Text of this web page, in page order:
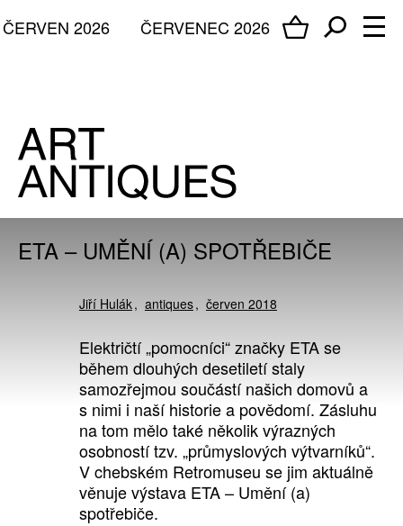
ČERVENEC 2026
ČERVEN 2026
ETA – UMĚNÍ (A) SPOTŘEBIČE
Jiří Hulák antiques červen 2018
Električtí „pomocníci“ značky ETA se
během dlouhých desetiletí staly
samozřejmou součástí našich domovů a
s nimi i naší historie a povědomí. Zásluhu
na tom mělo také několik výrazných
osobností tzv. „průmyslových výtvarníků“.
V chebském Retromuseu se jim aktuálně
věnuje výstava ETA – Umění (a)
spotřebiče.